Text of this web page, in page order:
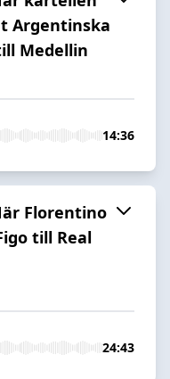
Argentinska
Medellin
14:36
Florentino
till Real
24:43